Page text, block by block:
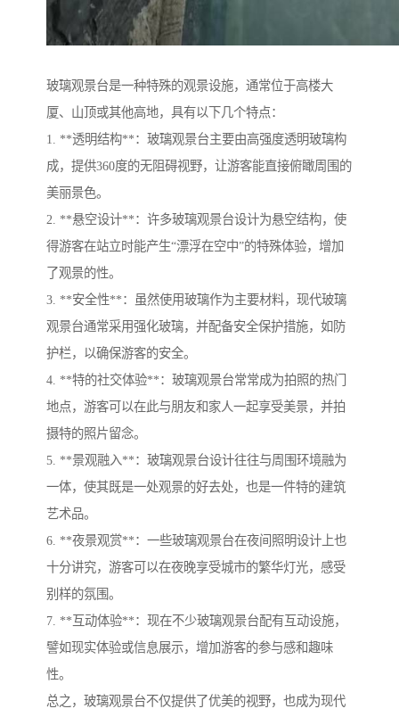
玻璃观景台是一种特殊的观景设施，通常位于高楼大
厦、山顶或其他高地，具有以下几个特点：
1. **透明结构**：玻璃观景台主要由高强度透明玻璃构
成，提供360度的无阻碍视野，让游客能直接俯瞰周围的
美丽景色。
2. **悬空设计**：许多玻璃观景台设计为悬空结构，使
得游客在站立时能产生“漂浮在空中”的特殊体验，增加
了观景的性。
3. **安全性**：虽然使用玻璃作为主要材料，现代玻璃
观景台通常采用强化玻璃，并配备安全保护措施，如防
护栏，以确保游客的安全。
4. **特的社交体验**：玻璃观景台常常成为拍照的热门
地点，游客可以在此与朋友和家人一起享受美景，并拍
摄特的照片留念。
5. **景观融入**：玻璃观景台设计往往与周围环境融为
一体，使其既是一处观景的好去处，也是一件特的建筑
艺术品。
6. **夜景观赏**：一些玻璃观景台在夜间照明设计上也
十分讲究，游客可以在夜晚享受城市的繁华灯光，感受
别样的氛围。
7. **互动体验**：现在不少玻璃观景台配有互动设施，
譬如现实体验或信息展示，增加游客的参与感和趣味
性。
总之，玻璃观景台不仅提供了优美的视野，也成为现代